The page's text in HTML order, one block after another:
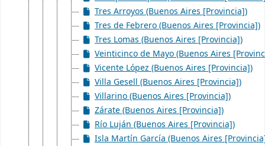
Tres Arroyos (Buenos Aires [Provincia])
Tres de Febrero (Buenos Aires [Provincia])
Tres Lomas (Buenos Aires [Provincia])
Veinticinco de Mayo (Buenos Aires
Vicente López (Buenos Aires [Provincia])
Villa Gesell (Buenos Aires [Provincia])
Villarino (Buenos Aires [Provincia])
Zárate (Buenos Aires [Provincia])
Río Luján (Buenos Aires [Provincia])
Isla Martín García (Buenos Aires